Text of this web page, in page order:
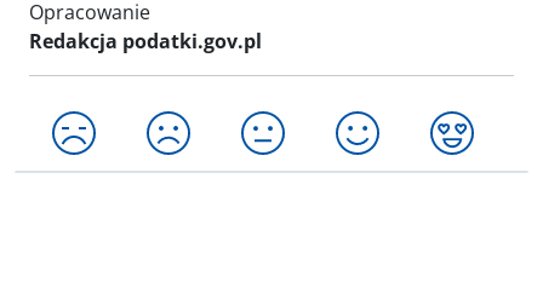
Opracowanie
Redakcja podatki.gov.pl